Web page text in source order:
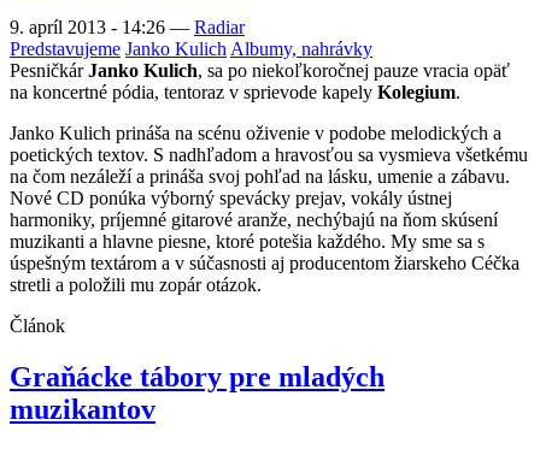
9. apríl 2013 - 14:26 — Radiar
Predstavujeme Janko Kulich Albumy, nahrávky
PesničkárJanko Kulich, sa po niekoľkoročnej pauze vracia opäť
na koncertné pódia, tentoraz v sprievode kapely Kolegium.
Janko Kulich prináša na scénu oživenie v podobe melodických a
poetických textov. S nadhľadom a hravosťou sa vysmieva všetkému
na čom nezáleží a prináša svoj pohľad na lásku, umenie a zábavu.
Nové CD ponúka výborný spevácky prejav, vokály ústnej
harmoniky, príjemné gitarové aranže, nechýbajú na ňom skúsení
muzikanti a hlavne piesne, ktoré potešia každého. My sme sa s
úspešným textárom a v súčasnosti aj producentom žiarskeho Céčka
stretli a položili mu zopár otázok.
Článok
Graňácke tábory pre mladých
muzikantov